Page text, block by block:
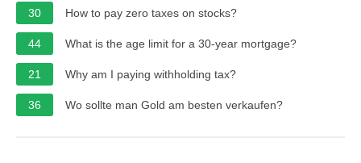
30
How to pay zero taxes on stocks?
44 What is the age limit for a 30-year mortgage?
21 Why am I paying withholding tax?
36 Wo sollte man Gold am besten verkaufen?